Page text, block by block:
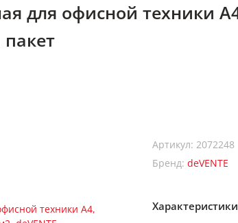
для офисной техники
Артикул: 2072248
Бренд: deVENTE
Характеристики